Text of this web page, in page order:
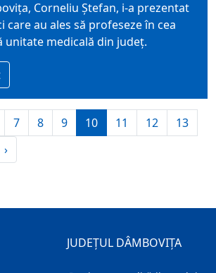
Corneliu Ștefan, i-a prezentat
care au ales să profeseze în cea
unitate medicală din județ.
7 8 9 10 11 12
13
›
JUDEȚUL DÂMBOVIȚA